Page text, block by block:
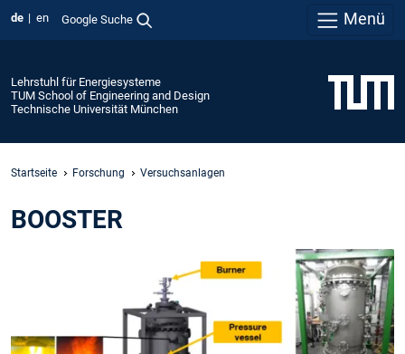
de en Google Suche Menü
Lehrstuhl für Energiesysteme
TUM School of Engineering and Design
Technische Universität München
Startseite Forschung Versuchsanlagen
BOOSTER